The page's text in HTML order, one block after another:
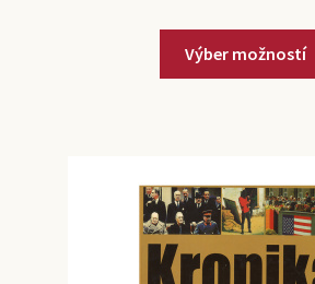
Výber možností